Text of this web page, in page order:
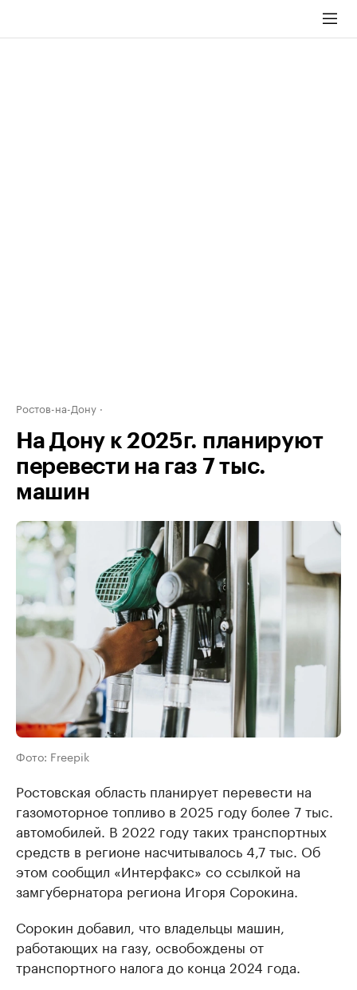
Ростов-на-Дону
На Дону к 2025г. планируют
перевести на газ 7 тыс.
машин
Фото: Freepik
Ростовская область планирует перевести на
газомоторное топливо в 2025 году более 7 тыс.
автомобилей. В 2022 году таких транспортных
средств в регионе насчитывалось 4,7 тыс. Об
этом сообщил «Интерфакс» со ссылкой на
замгубернатора региона Игоря Сорокина.
Сорокин добавил, что владельцы машин,
работающих на газу, освобождены от
транспортного налога до конца 2024 года.